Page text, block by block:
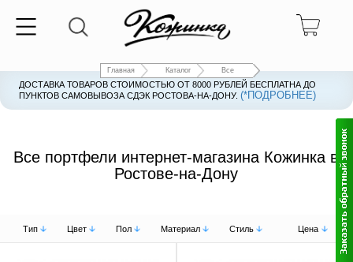
Главная Каталог Все
ДОСТАВКА ТОВАРОВ СТОИМОСТЬЮ ОТ 8000 РУБЛЕЙ БЕСПЛАТНА ДО
ПУНКТОВ САМОВЫВОЗА СДЭК РОСТОВА-НА-ДОНУ.(*ПОДРОБНЕЕ)
Все портфели интернет-магазина Кожинка в
Ростове-на-Дону
Тип Цвет Пол Материал Стиль Цена